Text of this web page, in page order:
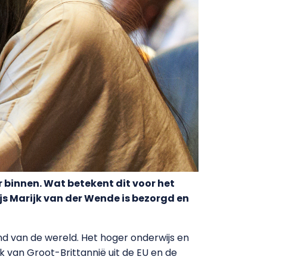
binnen. Wat betekent dit voor het
Marijk van der Wende is bezorgd en
van de wereld. Het hoger onderwijs en
Groot-Brittannië uit de EU en de